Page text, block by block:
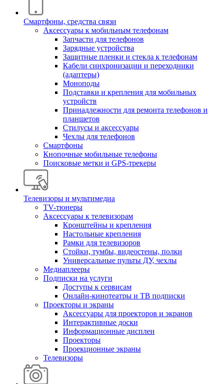
Смартфоны, средства связи
Аксессуары к мобильным телефонам
Запчасти для телефонов
Зарядные устройства
Защитные пленки и стекла к телефонам
Кабели синхронизации и переходники
(адаптеры)
Моноподы
Подставки и крепления для мобильных
устройств
Принадлежности для ремонта телефонов и
планшетов
Стилусы и аксессуары
Чехлы для телефонов
Смартфоны
Кнопочные мобильные телефоны
Поисковые метки и GPS-трекеры
Телевизоры и мультимедиа
TV-тюнеры
Аксессуары к телевизорам
Кронштейны и крепления
Настольные крепления
Рамки для телевизоров
Стойки, тумбы, видеостены, полки
Универсальные пульты ДУ, чехлы
Медиаплееры
Подписки на услуги
Доступы к сервисам
Онлайн-кинотеатры и ТВ подписки
Проекторы и экраны
Аксессуары для проекторов и экранов
Интерактивные доски
Информационные дисплеи
Проекторы
Проекционные экраны
Телевизоры